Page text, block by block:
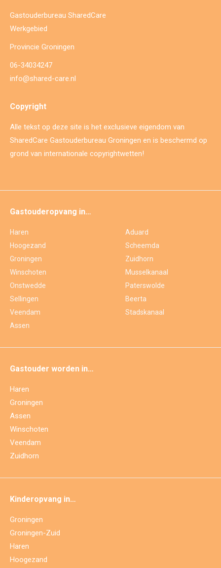
Gastouderbureau SharedCare
Werkgebied
Provincie Groningen
06-34034247
info@shared-care.nl
Copyright
Alle tekst op deze site is het exclusieve eigendom van
SharedCare Gastouderbureau Groningen en is beschermd op
grond van internationale copyrightwetten!
Gastouderopvang in…
Haren
Hoogezand
Groningen
Winschoten
Onstwedde
Sellingen
Veendam
Assen
Aduard
Scheemda
Zuidhorn
Musselkanaal
Paterswolde
Beerta
Stadskanaal
Gastouder worden in…
Haren
Groningen
Assen
Winschoten
Veendam
Zuidhorn
Kinderopvang in…
Groningen
Groningen-Zuid
Haren
Hoogezand